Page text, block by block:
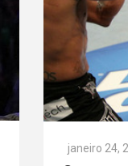
janeiro 24,